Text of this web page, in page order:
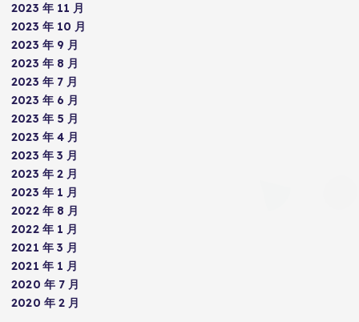
2023 年 11 月
2023 年 10 月
2023 年 9 月
2023 年 8 月
2023 年 7 月
2023 年 6 月
2023 年 5 月
2023 年 4 月
2023 年 3 月
2023 年 2 月
2023 年 1 月
2022 年 8 月
2022 年 1 月
2021 年 3 月
2021 年 1 月
2020 年 7 月
2020 年 2 月